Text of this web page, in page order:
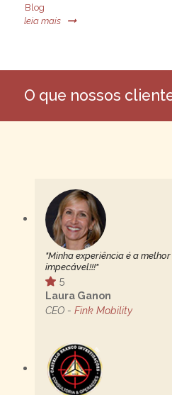
Blog
leia mais
O que nossos
"Minha experiência é a
impecável!!!"
5
Laura Ganon
CEO - Fink Mobility